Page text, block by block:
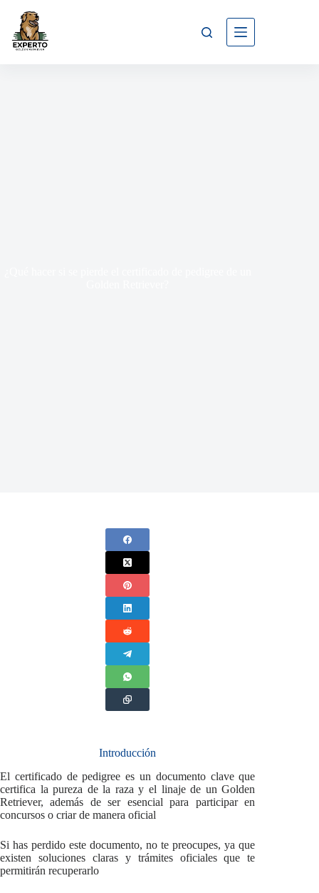
Introducción
El certificado de pedigree es un documento clave que
certifica la pureza de la raza y el linaje de un Golden
Retriever, además de ser esencial para participar en
concursos o criar de manera oficial
Si has perdido este documento, no te preocupes, ya que
existen soluciones claras y trámites oficiales que te
permitirán recuperarlo